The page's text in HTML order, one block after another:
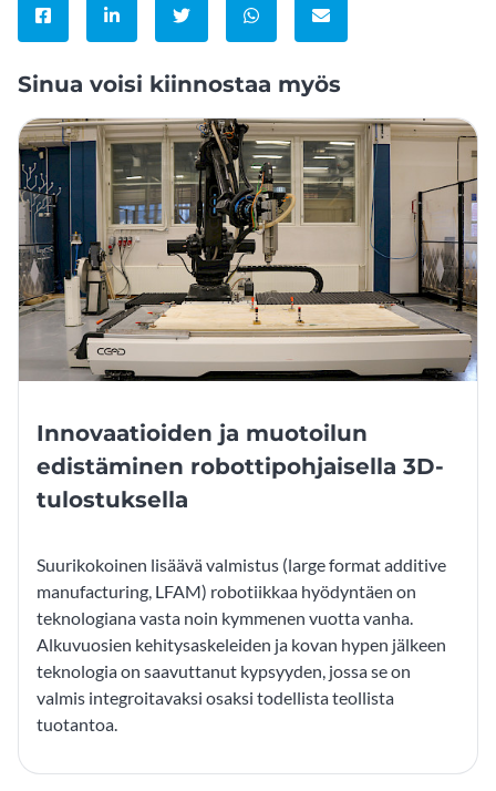
Jaa Facebookissa
Jaa LinkedInissä
Jaa TwitterissäJaa WhatsAppissa
Jaa sähköpostitse
Sinua voisi kiinnostaa myös
Innovaatioiden ja muotoilun
edistäminen robottipohjaisella 3D-
tulostuksella
Suurikokoinen lisäävä valmistus (large format additive
manufacturing, LFAM) robotiikkaa hyödyntäen on
teknologiana vasta noin kymmenen vuotta vanha.
Alkuvuosien kehitysaskeleiden ja kovan hypen jälkeen
teknologia on saavuttanut kypsyyden, jossa se on
valmis integroitavaksi osaksi todellista teollista
tuotantoa.